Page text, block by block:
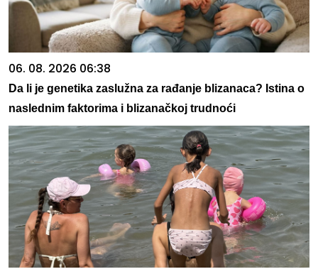
06. 08. 2026 06:38
Da li je genetika zaslužna za rađanje blizanaca? Istina o
naslednim faktorima i blizanačkoj trudnoći